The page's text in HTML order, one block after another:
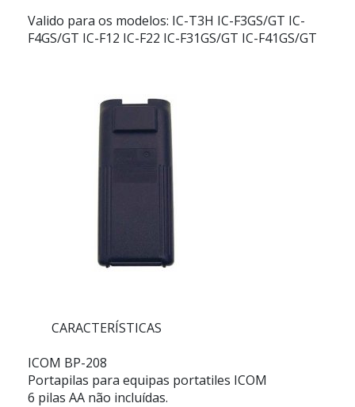
Valido para os modelos: IC-T3H IC-F3GS/GT IC-
F4GS/GT IC-F12 IC-F22 IC-F31GS/GT IC-F41GS/GT
CARACTERÍSTICAS
ICOM BP-208
Portapilas para equipas portatiles ICOM
6 pilas AA não incluídas.